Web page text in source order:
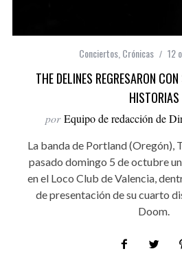
Conciertos,Crónicas 12
THE DELINES REGRESARON
HISTORIAS
por Equipo de redacción de
La banda de Portland (Oregón),
pasado domingo 5 de octubre
en el Loco Club de Valencia,
de presentación de su cuarto
Doom.